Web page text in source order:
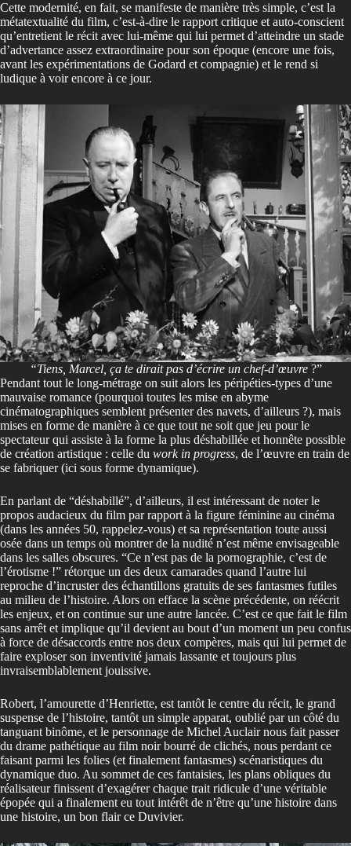
Cette modernité, en fait, se manifeste de manière très simple, c’est la
métatextualité du film, c’est-à-dire le rapport critique et auto-conscient
qu’entretient le récit avec lui-même qui lui permet d’atteindre un stade
d’advertance assez extraordinaire pour son époque (encore une fois,
avant les expérimentations de Godard et compagnie) et le rend si
ludique à voir encore à ce jour.
“Tiens, Marcel, ça te dirait pas d’écrire un chef-d’œuvre ?”
Pendant tout le long-métrage on suit alors les péripéties-types d’une
mauvaise romance (pourquoi toutes les mise en abyme
cinématographiques semblent présenter des navets, d’ailleurs ?), mais
mises en forme de manière à ce que tout ne soit que jeu pour le
spectateur qui assiste à la forme la plus déshabillée et honnête possible
de création artistique : celle du work in progress, de l’œuvre en train de
se fabriquer (ici sous forme dynamique).
En parlant de “déshabillé”, d’ailleurs, il est intéressant de noter le
propos audacieux du film par rapport à la figure féminine au cinéma
(dans les années 50, rappelez-vous) et sa représentation toute aussi
osée dans un temps où montrer de la nudité n’est même envisageable
dans les salles obscures. “Ce n’est pas de la pornographie, c’est de
l’érotisme !” rétorque un des deux camarades quand l’autre lui
reproche d’incruster des échantillons gratuits de ses fantasmes futiles
au milieu de l’histoire. Alors on efface la scène précédente, on réécrit
les enjeux, et on continue sur une autre lancée. C’est ce que fait le film
sans arrêt et implique qu’il devient au bout d’un moment un peu confus
à force de désaccords entre nos deux compères, mais qui lui permet de
faire exploser son inventivité jamais lassante et toujours plus
invraisemblablement jouissive.
Robert, l’amourette d’Henriette, est tantôt le centre du récit, le grand
suspense de l’histoire, tantôt un simple apparat, oublié par un côté du
tanguant binôme, et le personnage de Michel Auclair nous fait passer
du drame pathétique au film noir bourré de clichés, nous perdant ce
faisant parmi les folies (et finalement fantasmes) scénaristiques du
dynamique duo. Au sommet de ces fantaisies, les plans obliques du
réalisateur finissent d’exagérer chaque trait ridicule d’une véritable
épopée qui a finalement eu tout intérêt de n’être qu’une histoire dans
une histoire, un bon flair ce Duvivier.